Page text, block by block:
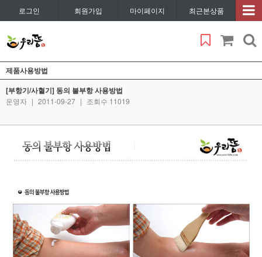
로그인 회원가입 마이페이지 최근본상품
제품사용방법
[부항기/사혈기] 동의 불부항 사용방법
운영자 | 2011-09-27 | 조회수 11019